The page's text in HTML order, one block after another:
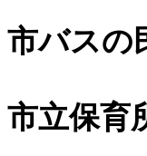
市バスの
市立保育